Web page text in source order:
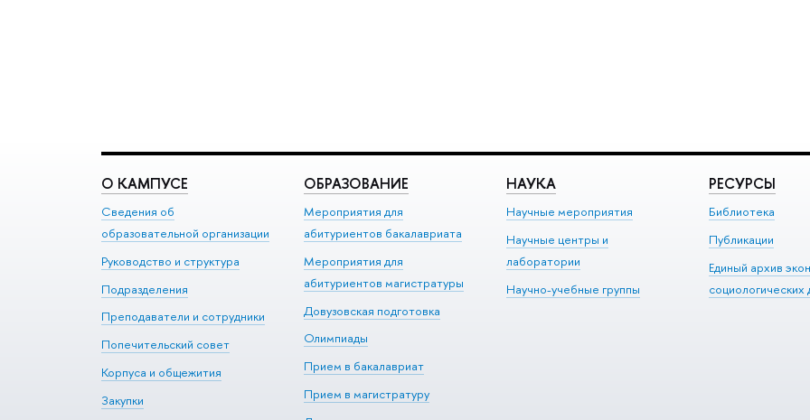
О КАМПУСЕ
Сведения об
образовательной организации
Руководство и структура
Подразделения
Преподаватели и сотрудники
Попечительский совет
Корпуса и общежития
Закупки
ОБРАЗОВАНИЕ
Мероприятия для
абитуриентов бакалавриата
Мероприятия для
абитуриентов магистратуры
Довузовская подготовка
Олимпиады
Прием в бакалавриат
Прием в магистратуру
НАУКА
Научные мероприятия
Научные центры и
лаборатории
Научно-учебные группы
РЕСУРСЫ
Библиотека
Публикации
Единый архив
социологических